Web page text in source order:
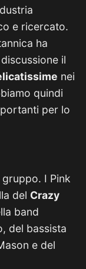
e ricercato.
ha
il
nei
quindi
per lo
gruppo. I Pink
del Crazy
band
del bassista
e del